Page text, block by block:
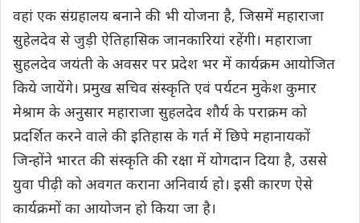
वहां एक संग्रहालय बनाने की भी योजना है, जिसमें महाराजा
सुहेलदेव से जुड़ी ऐतिहासिक जानकारियां रहेंगी। महाराजा
सुहलदेव जयंती के अवसर पर प्रदेश भर में कार्यक्रम आयोजित
किये जायेंगे। प्रमुख सचिव संस्कृति एवं पर्यटन मुकेश कुमार
मेश्राम के अनुसार महाराजा सुहलदेव शौर्य के पराक्रम को
प्रदर्शित करने वाले की इतिहास के गर्त में छिपे महानायकों
जिन्होंने भारत की संस्कृति की रक्षा में योगदान दिया है, उससे
युवा पीढ़ी को अवगत कराना अनिवार्य हो। इसी कारण ऐसे
कार्यक्रमों का आयोजन हो किया जा है।